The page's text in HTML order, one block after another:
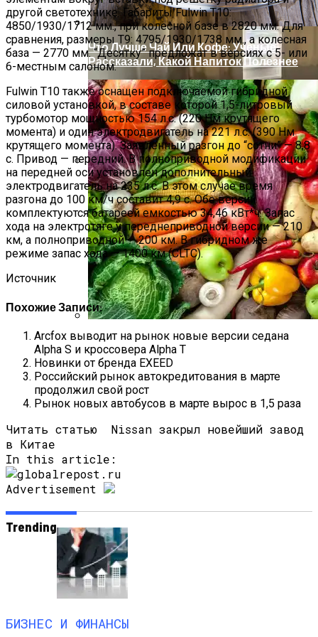
Снять Квартиру Для Отдыха: Лучшие
Регионы И Предложения
Что Лучше Чай Или Кофе: Ученые
Рассказали, Какой Напиток Полезнее
Самый Полезный Продукт Для Защиты
Костей От Старения: Что Должно Быть
В Рационе
другой светотехнике. Габариты Fulwin T10:
4850/1930/1712 мм., при колесной базе в 2820 мм. Для
сравнения, размеры T9: 4795/1930/1738 мм., а колесная
база — 2770 мм. “Десятку” предложат в версиях с 5- или
6-местным салоном.
Fulwin T10 также оснащен подключаемой гибридной
силовой установкой, в составе которой 1,5-литровый
турбомотор мощностью 154 л.с. (220 Нм крутящего
момента) и один электродвигатель на 221 л.с. (390 Нм
крутящего момента). Заявленный разгон до “сотни” — 8,8
с. Привод — передний. В полноприводной модификации
на передней оси установлен дополнительный
электродвигатель на 235 л.с. В этом случае время
разгона до 100 км/ч составит 4,9 с. Обе версии
комплектуются батареей емкостью 34,46 кВт*ч. Запас
хода на электротяге у переднеприводной версии — 210
км, а полноприводной — 200 км. В гибридном же
режиме запас хода — 1400 км (CLTC).
Источник
Похожие Записи:
Arcfox выводит на рынок новые версии седана
Alpha S и кроссовера Alpha T
Новинки от бренда EXEED
Российский рынок автокредитования в марте
продолжил свой рост
Рынок новых автобусов в марте вырос в 1,5 раза
Читать статью
Nissan закрыл новейший завод
в Китае
In this article:
Advertisement
Trending
БИЗНЕС И ФИНАНСЫ